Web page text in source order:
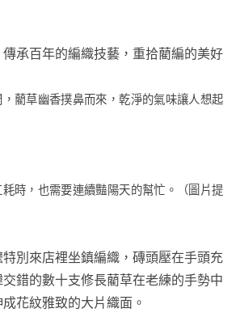
藺草幽香撲鼻而來，乾淨的氣味讓人想起
時，也需要連續豔陽天的幫忙。（圖片提
別來店裡坐鎮編織，磚頭壓在手頭充
錯的數十支修長藺草在老練的手勢中
花紋雅致的大片織面。